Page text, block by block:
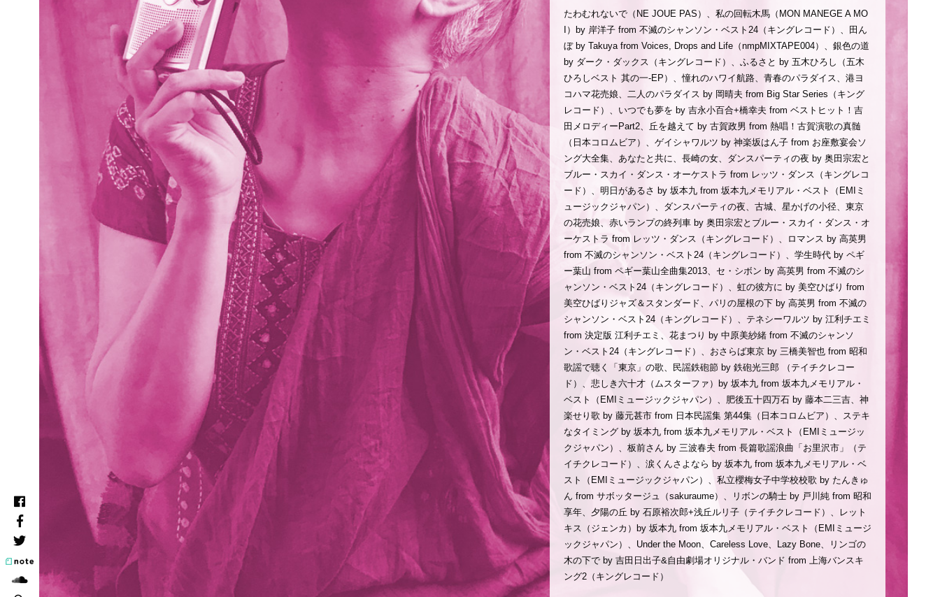
たわむれないで（NE JOUE PAS）、私の回転木馬（MON MANEGE A MO
I）by 岸洋子 from 不滅のシャンソン・ベスト24（キングレコード）、田ん
ぼ by Takuya from Voices, Drops and Life（nmpMIXTAPE004）、銀色の道
by ダーク・ダックス（キングレコード）、ふるさと by 五木ひろし（五木
ひろしベスト 其の一-EP）、憧れのハワイ航路、青春のパラダイス、港ヨ
コハマ花売娘、二人のパラダイス by 岡晴夫 from Big Star Series（キング
レコード）、いつでも夢を by 吉永小百合+橋幸夫 from ベストヒット！吉
田メロディーPart2、丘を越えて by 古賀政男 from 熱唱！古賀演歌の真髄
（日本コロムビア）、ゲイシャワルツ by 神楽坂はん子 from お座敷宴会ソ
ング大全集、あなたと共に、長崎の女、ダンスパーティの夜 by 奥田宗宏と
ブルー・スカイ・ダンス・オーケストラ from レッツ・ダンス（キングレコ
ード）、明日があるさ by 坂本九 from 坂本九メモリアル・ベスト（EMIミ
ュージックジャパン）、ダンスパーティの夜、古城、星かげの小径、東京
の花売娘、赤いランプの終列車 by 奥田宗宏とブルー・スカイ・ダンス・オ
ーケストラ from レッツ・ダンス（キングレコード）、ロマンス by 高英男
from 不滅のシャンソン・ベスト24（キングレコード）、学生時代 by ペギ
ー葉山 from ペギー葉山全曲集2013、セ・シボン by 高英男 from 不滅のシ
ャンソン・ベスト24（キングレコード）、虹の彼方に by 美空ひばり from
美空ひばりジャズ＆スタンダード、パリの屋根の下 by 高英男 from 不滅の
シャンソン・ベスト24（キングレコード）、テネシーワルツ by 江利チエミ
from 決定版 江利チエミ、花まつり by 中原美紗緒 from 不滅のシャンソ
ン・ベスト24（キングレコード）、おさらば東京 by 三橋美智也 from 昭和
歌謡で聴く「東京」の歌、民謡鉄砲節 by 鉄砲光三郎 （テイチクレコー
ド）、悲しき六十才（ムスターファ）by 坂本九 from 坂本九メモリアル・
ベスト（EMIミュージックジャパン）、肥後五十四万石 by 藤本二三吉、神
楽せり歌 by 藤元甚市 from 日本民謡集 第44集（日本コロムビア）、ステキ
なタイミング by 坂本九 from 坂本九メモリアル・ベスト（EMIミュージッ
クジャパン）、板前さん by 三波春夫 from 長篇歌謡浪曲「お里沢市」（テ
イチクレコード）、涙くんさよなら by 坂本九 from 坂本九メモリアル・ベ
スト（EMIミュージックジャパン）、私立櫻梅女子中学校校歌 by たんきゅ
ん from サボッタージュ（sakuraume）、リボンの騎士 by 戸川純 from 昭和
享年、夕陽の丘 by 石原裕次郎+浅丘ルリ子（テイチクレコード）、レット
キス（ジェンカ）by 坂本九 from 坂本九メモリアル・ベスト（EMIミュージ
ックジャパン）、Under the Moon、Careless Love、Lazy Bone、リンゴの
木の下で by 吉田日出子&自由劇場オリジナル・バンド from 上海バンスキ
ング2（キングレコード）